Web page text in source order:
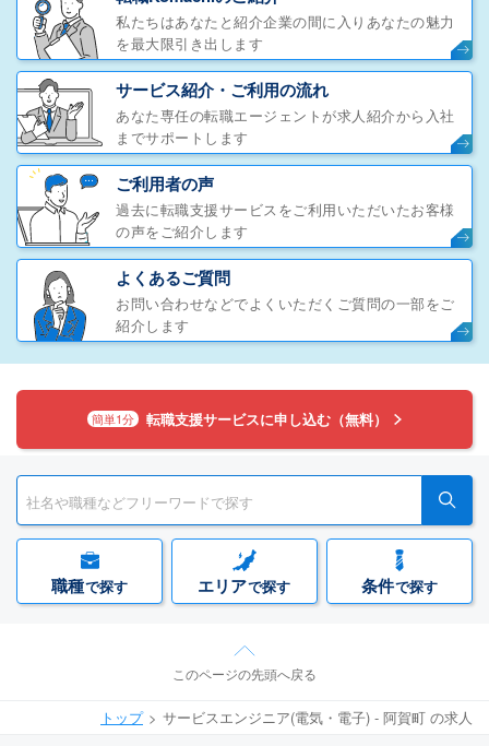
私たちはあなたと紹介企業の間に入りあなたの魅力
を最大限引き出します
サービス紹介・ご利用の流れ
あなた専任の転職エージェントが求人紹介から入社
までサポートします
ご利用者の声
過去に転職支援サービスをご利用いただいたお客様
の声をご紹介します
よくあるご質問
お問い合わせなどでよくいただくご質問の一部をご
紹介します
簡単1分 転職支援サービスに申し込む（無料）
職種で探す エリアで探す 条件で探す
このページの先頭へ戻る
トップ サービスエンジニア(電気・電子) - 阿賀町 の求人